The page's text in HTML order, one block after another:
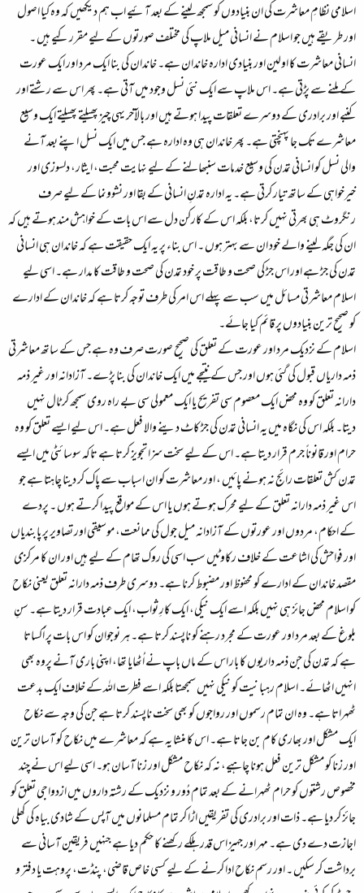
اسلامی نظامِ معاشرت کی ان بنیادوں کو سمجھ لینے کے بعد آئیے اب ہم دیکھیں کہ وہ کیا اصول
اور طریقے ہیں جو اسلام نے انسانی میل ملاپ کی مختلف صورتوں کے لیے مقرر کیے ہیں ۔
انسانی معاشرت کا اولین اور بنیادی ادارہ خاندان ہے۔ خاندان کی بنا ایک مرد اور ایک عورت
کے ملنے سے پڑتی ہے۔ اس ملاپ سے ایک نئی نسل وجود میں آتی ہے۔ پھر اس سے رشتے اور
کنبے اور برادری کے دوسرے تعلقات پیدا ہوتے ہیں اور بالآخر یہی چیز پھیلتے پھیلتے ایک وسیع
معاشرے تک جا پہنچتی ہے۔ پھر خاندان ہی وہ ادارہ ہے جس میں ایک نسل اپنے بعد آنے
والی نسل کو انسانی تمدن کی وسیع خدمات سنبھالنے کے لیے نہایت محبت، ایثار، دلسوزی اور
خیرخواہی کے ساتھ تیار کرتی ہے۔ یہ ادارہ تمدنِ انسانی کے بقا اور نشوونما کے لیے صرف
رنگروٹ ہی بھرتی نہیں کرتا، بلکہ اس کے کارکن دل سے اس بات کے خواہش مند ہوتے ہیں کہ
ان کی جگہ لینے والے خود ان سے بہتر ہوں ۔ اس بناء پر یہ ایک حقیقت ہے کہ خاندان ہی انسانی
تمدن کی جڑ ہے اور اس جڑ کی صحت و طاقت پر خود تمدن کی صحت و طاقت کا مدار ہے۔ اسی لیے
اسلام معاشرتی مسائل میں سب سے پہلے اس امر کی طرف توجہ کرتا ہے کہ خاندان کے ادارے
کو صحیح ترین بنیادوں پر قائم کیا جائے۔
اسلام کے نزدیک مرد اور عورت کے تعلق کی صحیح صورت صرف وہ ہے جس کے ساتھ معاشرتی
ذمہ داریاں قبول کی گئی ہوں اور جس کے نتیجے میں ایک خاندان کی بنا پڑے۔ آزادانہ اور غیر ذمہ
دارانہ تعلق کو وہ محض ایک معصوم سی تفریح یا ایک معمولی سی بے راہ روی سمجھ کر ٹال نہیں
دیتا۔ بلکہ اس کی نگاہ میں یہ انسانی تمدن کی جڑ کاٹ دینے والا فعل ہے۔ اس لیے ایسے تعلق کو وہ
حرام اور قانوناً جرم قرار دیتا ہے۔ اس کے لیے سخت سزا تجویز کرتا ہے تاکہ سوسائٹی میں ایسے
تمدن کش تعلقات رائج نہ ہونے پائیں ، اور معاشرت کو ان اسباب سے پاک کر دینا چاہتا ہے جو
اس غیر ذمہ دارانہ تعلق کے لیے محرک ہوتے ہوں یا اس کے مواقع پیدا کرتے ہوں ۔ پردے
کے احکام، مردوں اور عورتوں کے آزادانہ میل جول کی ممانعت، موسیقی اور تصاویر پر پابندیاں
اور فواحش کی اشاعت کے خلاف رکاوٹیں سب اسی کی روک تھام کے لیے ہیں اور ان کا مرکزی
مقصد خاندان کے ادارے کو محفوظ اور مضبوط کرنا ہے۔ دوسری طرف ذمہ دارانہ تعلق یعنی نکاح
کو اسلام محض جائز ہی نہیں بلکہ اسے ایک نیکی، ایک کارِ ثواب، ایک عبادت قرار دیتا ہے۔ سنِ
بلوغ کے بعد مرد اور عورت کے مجرد رہنے کو ناپسند کرتا ہے۔ ہر نوجوان کو اس بات پر اُکساتا
ہے کہ تمدن کی جن ذمہ داریوں کا بار اس کے ماں باپ نے اُٹھایا تھا، اپنی باری آنے پروہ بھی
انہیں اٹھائے۔ اسلام رہبانیت کو نیکی نہیں سمجھتا بلکہ اسے فطرت اللہ کے خلاف ایک بدعت
ٹھہراتا ہے۔ وہ ان تمام رسموں اور رواجوں کو بھی سخت ناپسند کرتا ہے جن کی وجہ سے نکاح
ایک مشکل اور بھاری کام بن جاتا ہے۔ اس کا منشا یہ ہے کہ معاشرے میں نکاح کو آسان ترین
اور زنا کو مشکل ترین فعل ہونا چاہیے، نہ کہ نکاح مشکل اور زنا آسان ہو۔ اسی لیے اس نے چند
مخصوص رشتوں کو حرام ٹھہرانے کے بعد تمام دُور و نزدیک کے رشتہ داروں میں ازدواجی تعلق کو
جائز کر دیا ہے۔ ذات اور برادری کی تفریقیں اڑا کر تمام مسلمانوں میں آپس کے شادی بیاہ کی کھلی
اجازت دے دی ہے۔ مہر اور جہیز اس قدر ہلکے رکھنے کا حکم دیا ہے جنہیں فریقین آسانی سے
برداشت کر سکیں ۔ اور رسم نکاح ادا کرنے کے لیے کسی خاص قاضی، پنڈت، پروہت یا دفتر و